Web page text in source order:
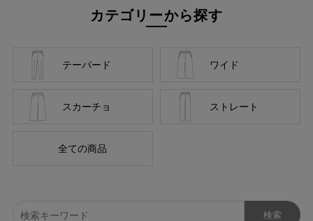
カテゴリーから探す
テーパード ワイド
スカーチョ ストレート
全ての商品